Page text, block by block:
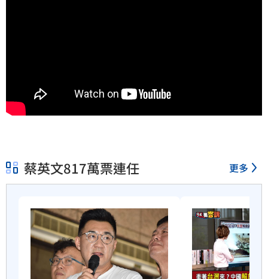
蔡英文817萬票連任 更多